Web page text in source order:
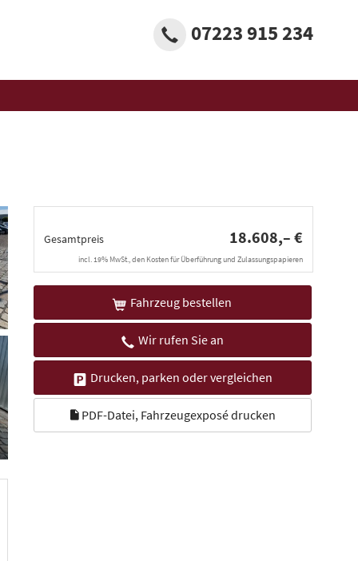
07223 915 234
Gesamtpreis 18.608,– €
incl. 19% MwSt., den Kosten für Überführung und Zulassungspapieren
Fahrzeug bestellen
Wir rufen Sie an
Drucken, parken oder vergleichen
PDF-Datei, Fahrzeugexposé drucken